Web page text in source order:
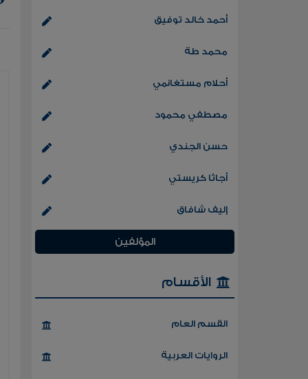
أحمد خالد توفيق
محمد طة
أحلام مستغانمي
مصطفي محمود
حسن الجندي
أجاثا كريستي
إليف شافاق
المؤلفين
الأقسام
القسم العام
الروايات العربية